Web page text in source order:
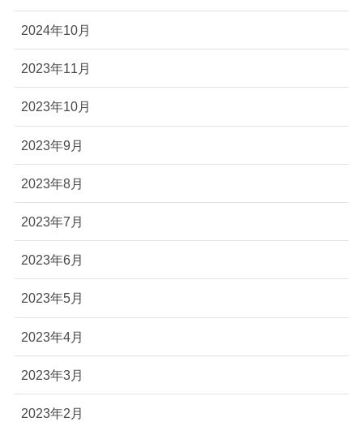
2024年10月
2023年11月
2023年10月
2023年9月
2023年8月
2023年7月
2023年6月
2023年5月
2023年4月
2023年3月
2023年2月